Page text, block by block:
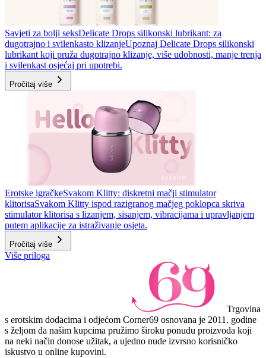
Savjeti za bolji seksDelicate Drops silikonski lubrikant: za
dugotrajno i svilenkasto klizanjeUpoznaj Delicate Drops silikonski
lubrikant koji pruža dugotrajno klizanje, više udobnosti, manje trenja
i svilenkast osjećaj pri upotrebi.
Pročitaj više
Erotske igračkeSvakom Klitty: diskretni mačji stimulator
klitorisaSvakom Klitty ispod razigranog mačjeg poklopca skriva
stimulator klitorisa s lizanjem, sisanjem, vibracijama i upravljanjem
putem aplikacije za istraživanje osjeta.
Pročitaj više
Više priloga
Trgovina
s erotskim dodacima i odjećom Corner69 osnovana je 2011. godine
s željom da našim kupcima pružimo široku ponudu proizvoda koji
na neki način donose užitak, a ujedno nude izvrsno korisničko
iskustvo u online kupovini.